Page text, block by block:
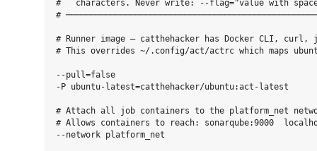
#   characters. Never write: --flag="value with
#
# Runner image — catthehacker has Docker CLI,
# This overrides ~/.config/act/actrc which maps
--pull=false
-P ubuntu-latest=catthehacker/ubuntu:act-latest
# Attach all job containers to the platform_net
# Allows containers to reach: sonarqube:9000
--network platform_net